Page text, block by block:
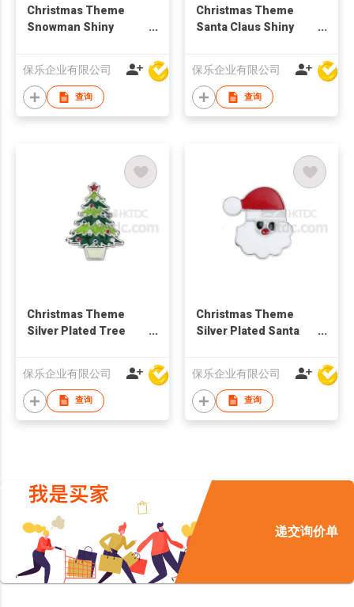
Christmas Theme
Snowman Shiny
保乐企业有限公司
查询
Christmas Theme
Santa Claus Shiny
保乐企业有限公司
查询
Christmas Theme
Silver Plated Tree
保乐企业有限公司
查询
Christmas Theme
Silver Plated Santa
保乐企业有限公司
查询
递交询价单